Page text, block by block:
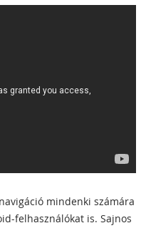
mindenki számára
felhasználókat is. Sajnos